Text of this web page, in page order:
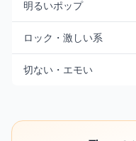
明るいポップ
ロック・激しい系
切ない・エモい